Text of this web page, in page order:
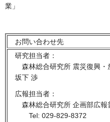
業」
お問い合わせ先
研究担当者：
森林総合研究所 震災復興
坂下 渉
広報担当者：
森林総合研究所 企画部広報
Tel: 029-829-8372